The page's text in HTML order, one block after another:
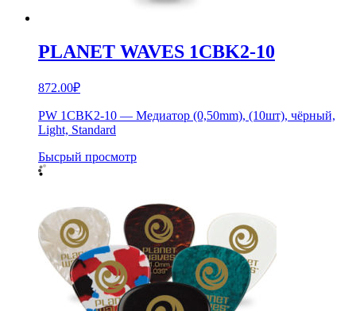
PLANET WAVES 1CBK2-10
872.00₽
PW 1CBK2-10 — Медиатор (0,50mm), (10шт), чёрный,
Light, Standard
Бысрый просмотр